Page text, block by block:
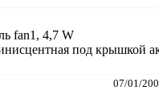
fan1, 4,7 W
под крышкой
07/01/